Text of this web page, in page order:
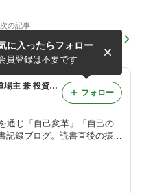
次の記事
村田昭治のマーケティング・
ハート―学ぶことのたのし
さ/村田昭治 20326
年間365冊×今年22年目 武道場主 兼 投資会社・コンサル会社 オーナー社長 兼 グロービス経営大学院准教授による読書日記
通じ「自己変革」「自己の
記録ブログ。読書直後の振り
を心がけつつ、将来の自分自
活用。旧「分譲マンション
に入ったらフォロー
員登録は不要です
フォロー